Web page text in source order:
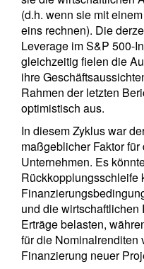
(d.h. wenn sie mit
eins rechnen). Die
Leverage im S&P 500-
gleichzeitig fielen die
ihre
Rahmen der letzten
optimistisch aus.
In diesem Zyklus war
maßgeblicher Faktor
Unternehmen. Es
Rückkopplungsschleife
und die
Erträge belasten,
für die Nominalrenditen
Finanzierung neuer